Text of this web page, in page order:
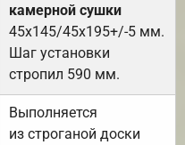
камерной сушки
45х145/45х195+/-5 мм.
Шаг установки
стропил 590 мм.
Выполняется
из строганой доски